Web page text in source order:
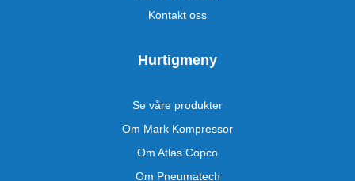
Kontakt oss
Hurtigmeny
Se våre produkter
Om Mark Kompressor
Om Atlas Copco
Om Pneumatech